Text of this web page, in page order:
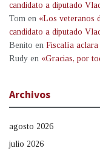
candidato a diputado
Tom en «Los veteranos
candidato a diputado
Benito en Fiscalía
Rudy en «Gracias, por
Archivos
agosto 2026
julio 2026